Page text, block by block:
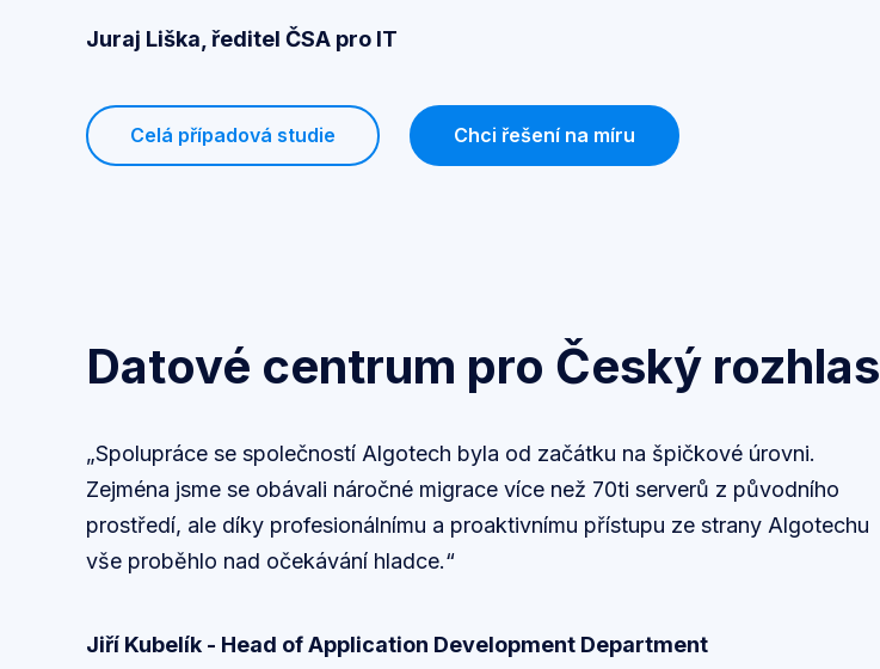
Juraj Liška, ředitel ČSA pro IT
Celá případová studie Chci řešení na míru
Datové centrum pro Český rozhlas
„Spolupráce se společností Algotech byla od začátku na špičkové úrovni.
Zejména jsme se obávali náročné migrace více než 70ti serverů z původního
prostředí, ale díky profesionálnímu a proaktivnímu přístupu ze strany Algotechu
vše proběhlo nad očekávání hladce.“
Jiří Kubelík - Head of Application Development Department